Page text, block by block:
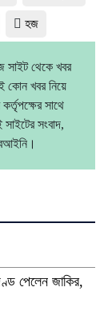
হজ
সাইট থেকে খবর
কোন খবর নিয়ে
সাথে
সংবাদ,
পেলেন জাকির,